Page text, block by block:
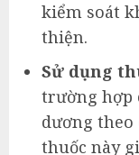
kiểm soát
thiện.
Sử dụng
trường hợp
dương theo
thuốc này